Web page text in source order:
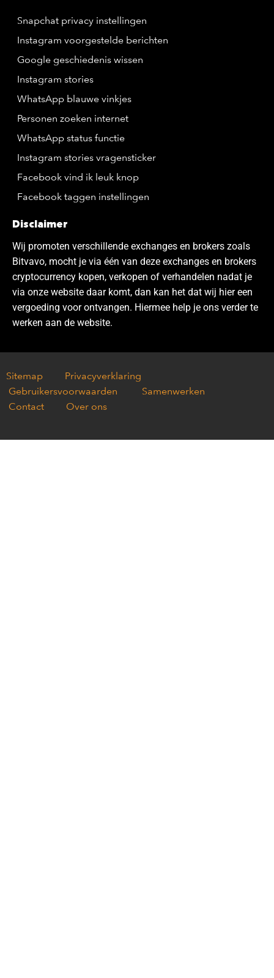
Snapchat privacy instellingen
Instagram voorgestelde berichten
Google geschiedenis wissen
Instagram stories
WhatsApp blauwe vinkjes
Personen zoeken internet
WhatsApp status functie
Instagram stories vragensticker
Facebook vind ik leuk knop
Facebook taggen instellingen
Disclaimer
Wij promoten verschillende exchanges en brokers zoals
Bitvavo, mocht je via één van deze exchanges en brokers
cryptocurrency kopen, verkopen of verhandelen nadat je
via onze website daar komt, dan kan het dat wij hier een
vergoeding voor ontvangen. Hiermee help je ons verder te
werken aan de website.
Sitemap
Privacyverklaring
Gebruikersvoorwaarden
Samenwerken
Contact
Over ons